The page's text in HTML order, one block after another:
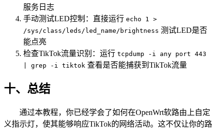
服务日志
手动测试LED控制：直接运行 echo 1 >
/sys/class/leds/led_name/brightness 测试LED是否
能点亮
检查TikTok流量识别：运行 tcpdump -i any port 443
| grep -i tiktok 查看是否能捕获到TikTok流量
十、总结
通过本教程，你已经学会了如何在OpenWrt软路由上自定
义指示灯，使其能够响应TikTok的网络活动。这不仅让你的路